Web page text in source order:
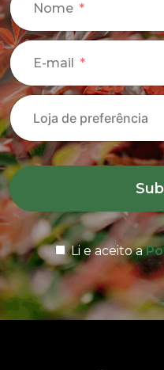
Nome
E-mail
Li e aceito a